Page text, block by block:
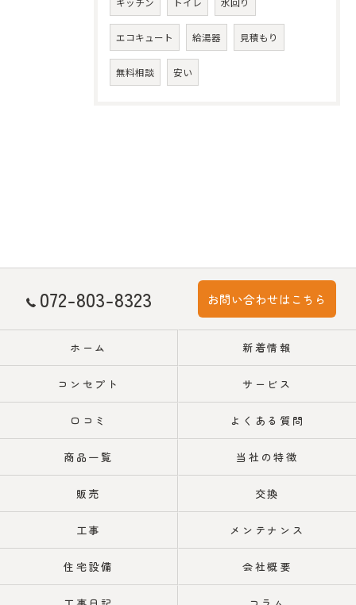
エコキュート 給湯器 見積もり
無料相談 安い
072-803-8323 お問い合わせはこちら
ホーム 新着情報
コンセプト サービス
口コミ よくある質問
商品一覧 当社の特徴
販売 交換
工事 メンテナンス
住宅設備 会社概要